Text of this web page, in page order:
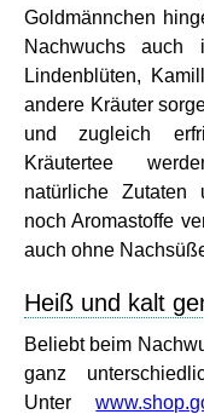
Goldmännchen
Nachwuchs auch
Lindenblüten,
andere Kräuter
und zugleich
Kräutertee
natürliche Zutaten
noch Aromastoffe
auch ohne
Heiß und kalt
Beliebt beim
ganz
Unter